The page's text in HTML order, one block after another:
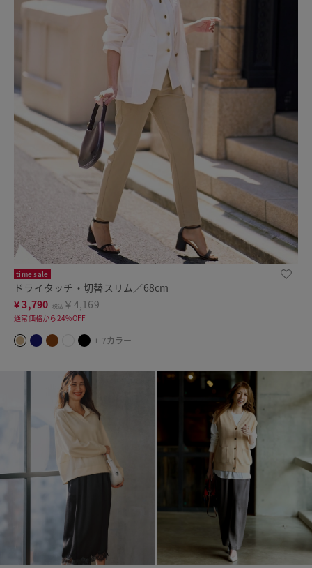
time sale
ドライタッチ・切替スリム／68cm
¥3,790 税込 ￥4,169
通常価格から24%OFF
+ 7カラー